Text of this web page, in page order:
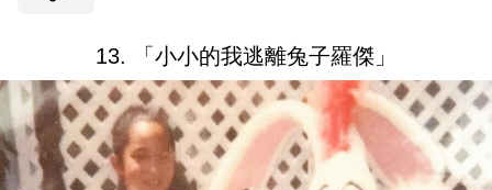
13. 「小小的我逃離兔子羅傑」